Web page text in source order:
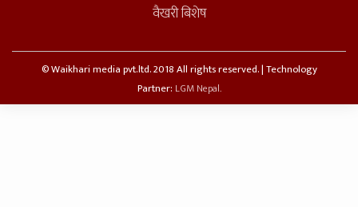
वैखरी बिशेष
© Waikhari media pvt.ltd. 2018 All rights reserved. | Technology
Partner: LGM Nepal.